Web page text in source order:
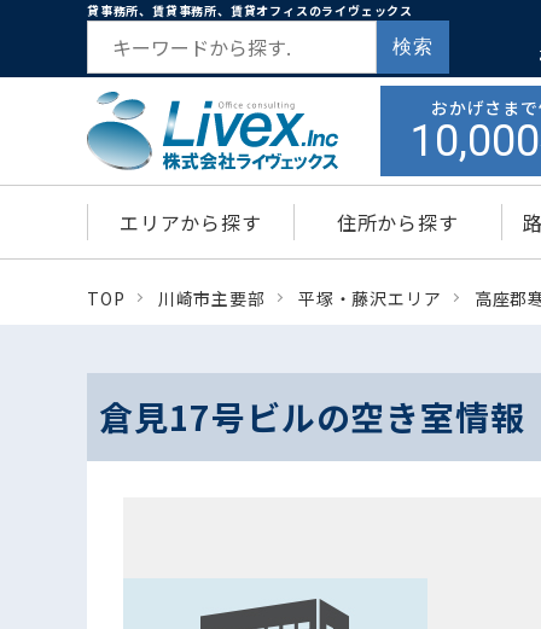
貸事務所、賃貸事務所、賃貸オフィスのライヴェックス
検索
おかげさま
10,000
エリアから探す 住所から探す
TOP 川崎市主要部 平塚・藤沢エリア 高座郡
倉見17号ビルの空き室情報